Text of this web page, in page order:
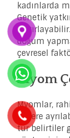
kadınlarda
Genetik
doğum
çevresel
Myom
Myomlar,
türlere
tür belirtiler